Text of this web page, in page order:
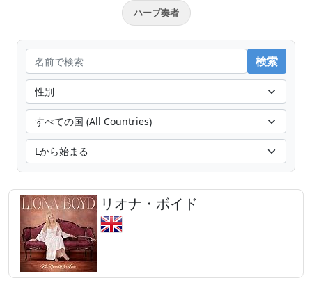
ハープ奏者
リオナ・ボイド